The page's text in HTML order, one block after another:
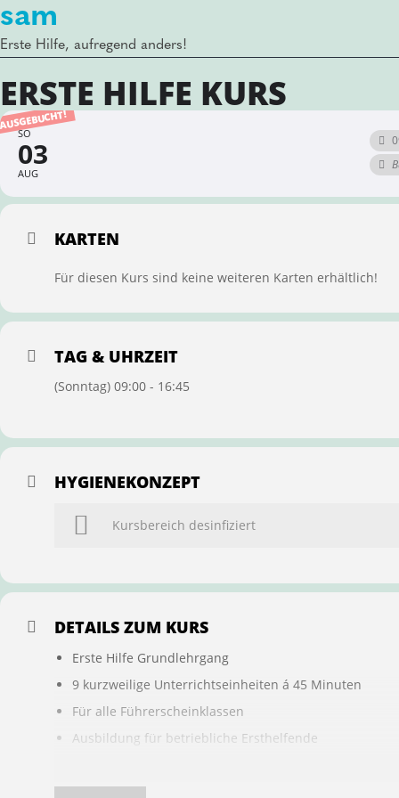
sam
Erste Hilfe, aufregend anders!
ERSTE HILFE KURS
SO
03
AUG
KARTEN
Für diesen Kurs sind keine weiteren Karten erhältlich!
TAG & UHRZEIT
(Sonntag) 09:00 - 16:45
HYGIENEKONZEPT
Kursbereich desinfiziert
DETAILS ZUM KURS
Erste Hilfe Grundlehrgang
9 kurzweilige Unterrichtseinheiten á 45 Minuten
Für alle Führerscheinklassen
Ausbildung für betriebliche Ersthelfende